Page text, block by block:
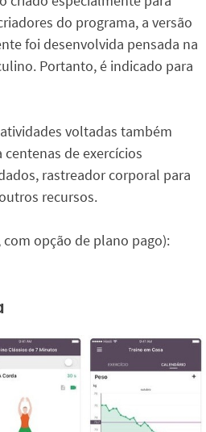
do programa, a versão
foi desenvolvida pensada na
Portanto, é indicado para
voltadas também
de exercícios
rastreador corporal para
recursos.
com opção de plano pago):